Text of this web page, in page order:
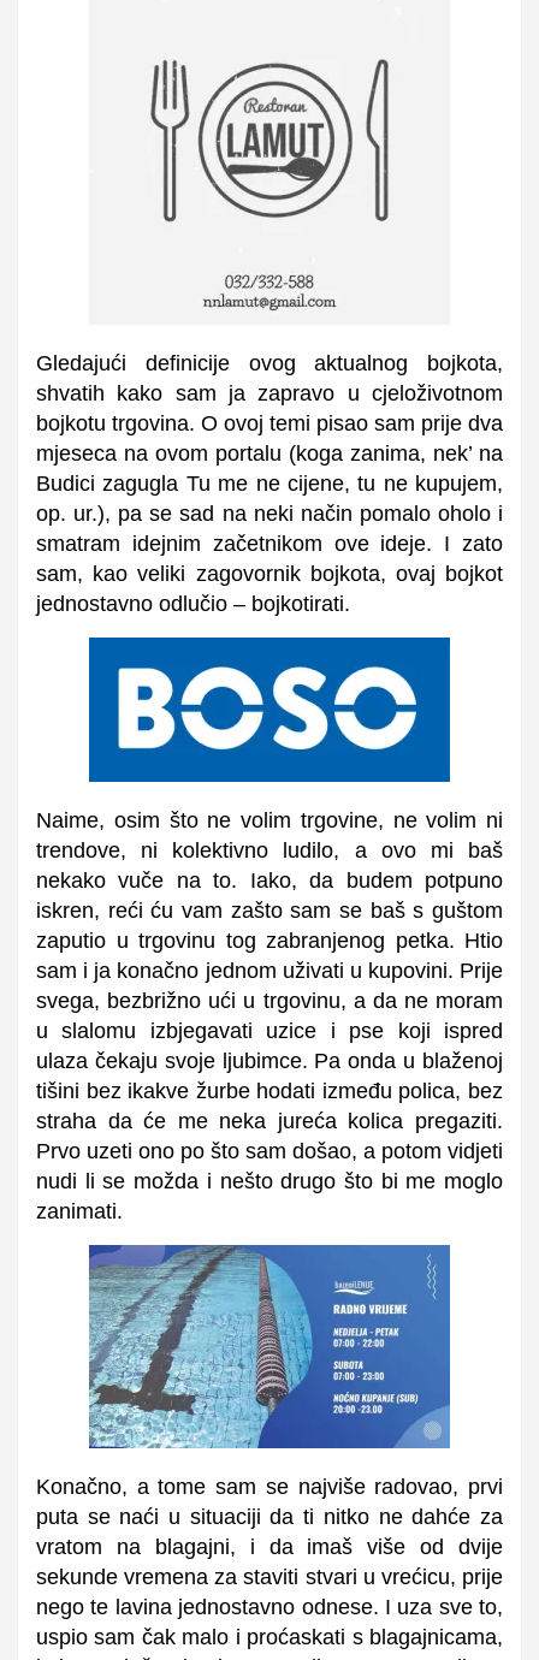
Gledajući definicije ovog aktualnog bojkota,
shvatih kako sam ja zapravo u cjeloživotnom
bojkotu trgovina. O ovoj temi pisao sam prije dva
mjeseca na ovom portalu (koga zanima, nek’ na
Budici zagugla Tu me ne cijene, tu ne kupujem,
op. ur.), pa se sad na neki način pomalo oholo i
smatram idejnim začetnikom ove ideje. I zato
sam, kao veliki zagovornik bojkota, ovaj bojkot
jednostavno odlučio – bojkotirati.
Naime, osim što ne volim trgovine, ne volim ni
trendove, ni kolektivno ludilo, a ovo mi baš
nekako vuče na to. Iako, da budem potpuno
iskren, reći ću vam zašto sam se baš s guštom
zaputio u trgovinu tog zabranjenog petka. Htio
sam i ja konačno jednom uživati u kupovini. Prije
svega, bezbrižno ući u trgovinu, a da ne moram
u slalomu izbjegavati uzice i pse koji ispred
ulaza čekaju svoje ljubimce. Pa onda u blaženoj
tišini bez ikakve žurbe hodati između polica, bez
straha da će me neka jureća kolica pregaziti.
Prvo uzeti ono po što sam došao, a potom vidjeti
nudi li se možda i nešto drugo što bi me moglo
zanimati.
Konačno, a tome sam se najviše radovao, prvi
puta se naći u situaciji da ti nitko ne dahće za
vratom na blagajni, i da imaš više od dvije
sekunde vremena za staviti stvari u vrećicu, prije
nego te lavina jednostavno odnese. I uza sve to,
uspio sam čak malo i proćaskati s blagajnicama,